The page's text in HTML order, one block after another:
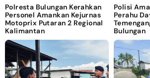
Polresta Bulungan Kerahkan
Personel Amankan Kejurnas
Motoprix Putaran 2 Regional
Kalimantan
Polisi
Perahu
Bulungan